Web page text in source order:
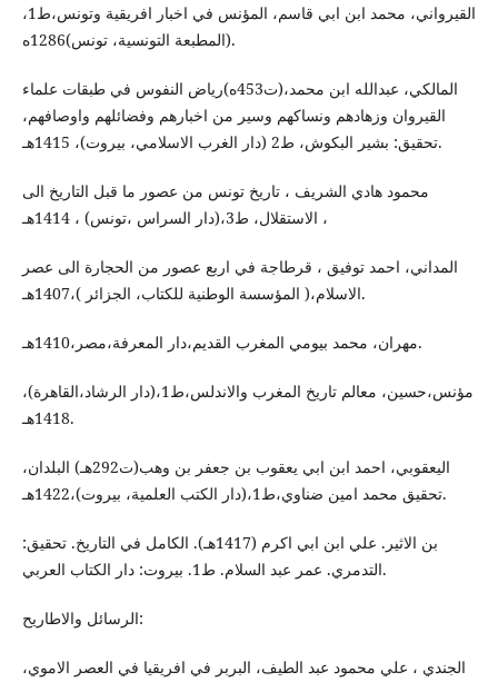
القيرواني، محمد ابن ابي قاسم، المؤنس في اخبار افريقية وتونس،ط1،
(المطبعة التونسية، تونس)1286ه.
المالكي، عبدالله ابن محمد،(ت453ه)رياض النفوس في طبقات علماء
القيروان وزهادهم ونساكهم وسير من اخبارهم وفضائلهم واوصافهم،
تحقيق: بشير البكوش، ط2 (دار الغرب الاسلامي، بيروت)، 1415هـ.
محمود هادي الشريف ، تاريخ تونس من عصور ما قبل التاريخ الى
الاستقلال، ط3،(دار السراس ،تونس) ، 1414هـ ،
المداني، احمد توفيق ، قرطاجة في اربع عصور من الحجارة الى عصر
الاسلام،( المؤسسة الوطنية للكتاب، الجزائر )،1407هـ.
مهران، محمد بيومي المغرب القديم،دار المعرفة،مصر،1410هـ.
مؤنس،حسين، معالم تاريخ المغرب والاندلس،ط1،(دار الرشاد،القاهرة)،
1418هـ.
اليعقوبي، احمد ابن ابي يعقوب بن جعفر بن وهب(ت292هـ) البلدان،
تحقيق محمد امين ضناوي،ط1،(دار الكتب العلمية، بيروت)،1422هـ.
بن الاثير. علي ابن ابي اكرم (1417هـ). الكامل في التاريخ. تحقيق:
التدمري. عمر عبد السلام. ط1. بيروت: دار الكتاب العربي.
الرسائل والاطاريح:
الجندي ، علي محمود عبد الطيف، البربر في افريقيا في العصر الاموي،